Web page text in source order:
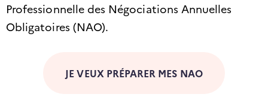
Professionnelle des Négociations Annuelles
Obligatoires (NAO).
JE VEUX PRÉPARER MES NAO